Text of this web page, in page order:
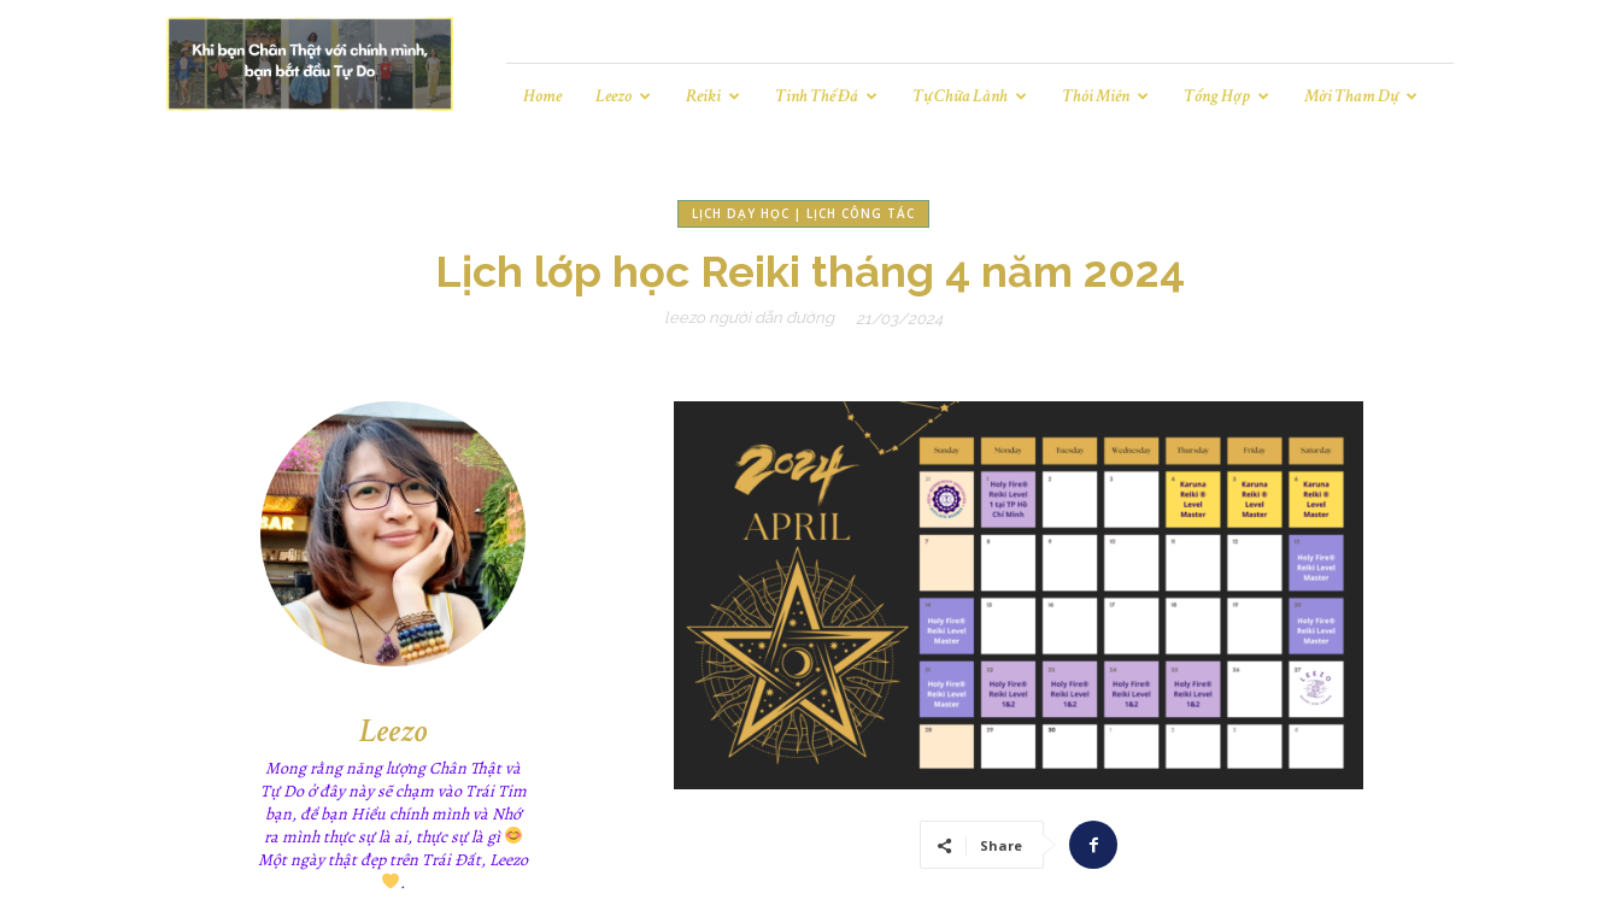
Leezo
|
Chân
Thật
Home Leezo Reiki Tinh Thể Đá Tự Chữa Lành Thôi Miên Tổng Hợp Mời Tham Dự
LỊCH DẠY HỌC | LỊCH CÔNG TÁC
Lịch lớp học Reiki tháng 4 năm 2024
leezo người dẫn đường 21/03/2024
Leezo
Mong rằng năng lượng Chân Thật và
Tự Do ở đây này sẽ chạm vào Trái Tim
bạn, để bạn Hiểu chính mình và Nhớ
ra mình thực sự là ai, thực sự là gì
Một ngày thật đẹp trên Trái Đất, Leezo
.
Share